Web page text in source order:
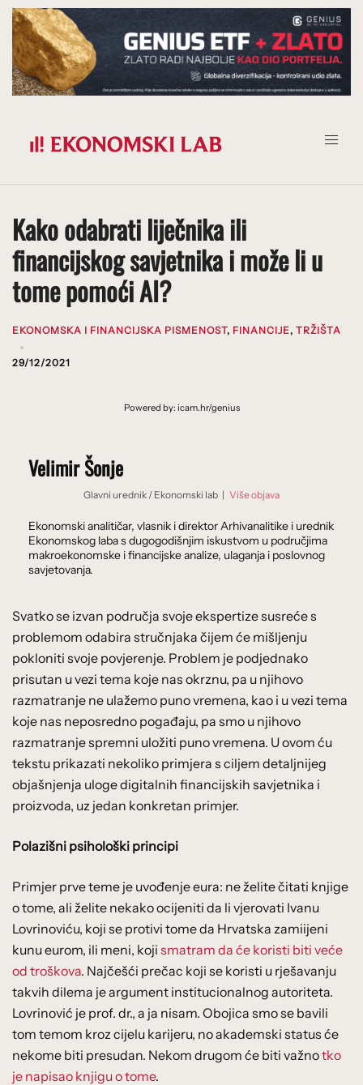
Prijeđi
na
sadržaj
Kako odabrati liječnika ili
financijskog savjetnika i može li u
tome pomoći AI?
EKONOMSKA I FINANCIJSKA PISMENOST, FINANCIJE, TRŽIŠTA
29/12/2021
Powered by: icam.hr/genius
Velimir Šonje
Glavni urednik / Ekonomski lab | Više objava
Ekonomski analitičar, vlasnik i direktor Arhivanalitike i urednik
Ekonomskog laba s dugogodišnjim iskustvom u područjima
makroekonomske i financijske analize, ulaganja i poslovnog
savjetovanja.
Svatko se izvan područja svoje ekspertize susreće s
problemom odabira stručnjaka čijem će mišljenju
pokloniti svoje povjerenje. Problem je podjednako
prisutan u vezi tema koje nas okrznu, pa u njihovo
razmatranje ne ulažemo puno vremena, kao i u vezi tema
koje nas neposredno pogađaju, pa smo u njihovo
razmatranje spremni uložiti puno vremena. U ovom ću
tekstu prikazati nekoliko primjera s ciljem detaljnijeg
objašnjenja uloge digitalnih financijskih savjetnika i
proizvoda, uz jedan konkretan primjer.
Polazišni psihološki principi
Primjer prve teme je uvođenje eura: ne želite čitati knjige
o tome, ali želite nekako ocijeniti da li vjerovati Ivanu
Lovrinoviću, koji se protivi tome da Hrvatska zamiijeni
kunu eurom, ili meni, koji smatram da će koristi biti veće
od troškova. Najčešći prečac koji se koristi u rješavanju
takvih dilema je argument institucionalnog autoriteta.
Lovrinović je prof. dr., a ja nisam. Obojica smo se bavili
tom temom kroz cijelu karijeru, no akademski status će
nekome biti presudan. Nekom drugom će biti važnotko
je napisao knjigu o tome.